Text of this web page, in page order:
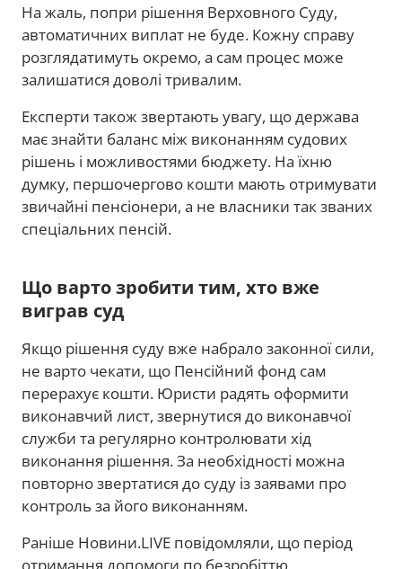
На жаль, попри рішення Верховного Суду,
автоматичних виплат не буде. Кожну справу
розглядатимуть окремо, а сам процес може
залишатися доволі тривалим.
Експерти також звертають увагу, що держава
має знайти баланс між виконанням судових
рішень і можливостями бюджету. На їхню
думку, першочергово кошти мають отримувати
звичайні пенсіонери, а не власники так званих
спеціальних пенсій.
Що варто зробити тим, хто вже
виграв суд
Якщо рішення суду вже набрало законної сили,
не варто чекати, що Пенсійний фонд сам
перерахує кошти. Юристи радять оформити
виконавчий лист, звернутися до виконавчої
служби та регулярно контролювати хід
виконання рішення. За необхідності можна
повторно звертатися до суду із заявами про
контроль за його виконанням.
Раніше Новини.LIVE повідомляли, що період
отримання допомоги по безробіттю